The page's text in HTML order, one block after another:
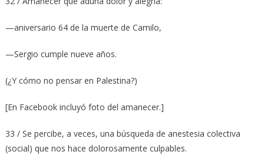
—aniversario 64 de la muerte de Camilo,
—Sergio cumple nueve años.
(¿Y cómo no pensar en Palestina?)
[En Facebook incluyó foto del amanecer.]
33 / Se percibe, a veces, una búsqueda de anestesia colectiva
(social) que nos hace dolorosamente culpables.